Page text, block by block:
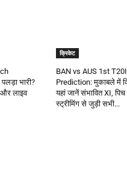
भारी?
और लाइव
क्रिकेट
BAN vs AUS 1st
Prediction: मुकाबले में
यहां जानें संभावित XI, पिच
स्ट्रीमिंग से जुड़ी सभी...